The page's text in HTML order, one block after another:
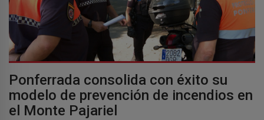
Ponferrada consolida con éxito su
modelo de prevención de incendios en
el Monte Pajariel